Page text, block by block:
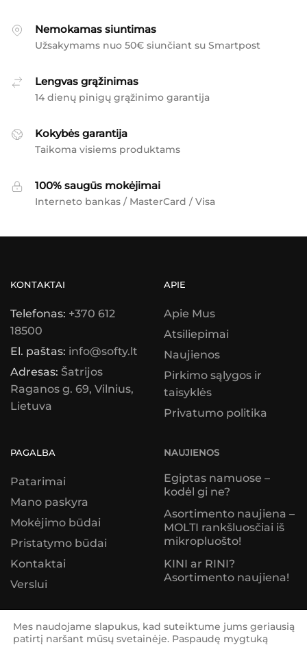
Nemokamas siuntimas
Užsakymams nuo 50€ siunčiant su Smartpost
Lengvas grąžinimas
14 dienų pinigų grąžinimo garantija
Kokybės garantija
Taikoma visiems produktams
100% saugūs mokėjimai
Interneto bankas / MasterCard / Visa
KONTAKTAI
Telefonas: +370 612
18500
El. paštas: info@softy.lt
Adresas: Šatrijos
Raganos g. 69, Vilnius,
Lietuva
APIE
Apie Mus
Atsiliepimai
Naujienos
Pirkimo sąlygos ir
taisyklės
Privatumo politika
PAGALBA
Patarimai
Mano paskyra
Mokėjimo būdai
Pristatymo būdai
Kontaktai
Verslui
NAUJIENOS
Egiptas namuose –
kodėl gi ne?
Asortimento naujiena –
MOLTI rankšluosčiai iš
mikropluošto!
KINI ar RINI?
Asortimento naujiena!
© Softy 2026
Mes naudojame slapukus, kad suteiktume jums geriausią
patirtį naršant mūsų svetainėje. Paspaudę mygtuką